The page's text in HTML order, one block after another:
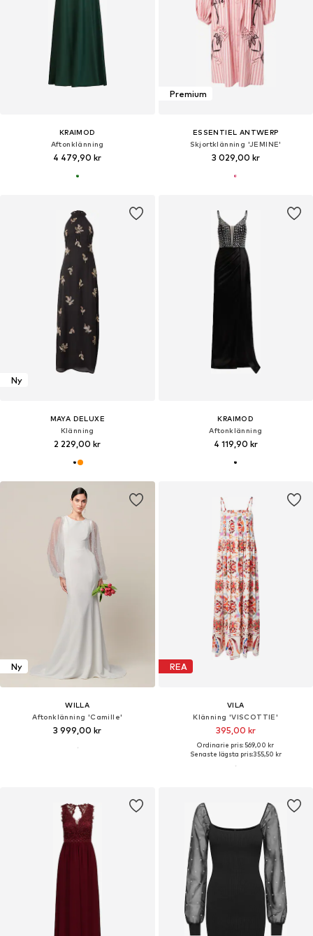
KRAIMOD
Aftonklänning
4 479,90 kr
Premium
ESSENTIEL ANTWERP
Skjortklänning 'JEMINE'
3 029,00 kr
Ny
MAYA DELUXE
Klänning
2 229,00 kr
KRAIMOD
Aftonklänning
4 119,90 kr
Ny
WILLA
Aftonklänning 'Camille'
3 999,00 kr
REA
VILA
Klänning 'VISCOTTIE'
395,00 kr
Ordinarie pris: 569,00 kr
Senaste lägsta pris:355,50 kr